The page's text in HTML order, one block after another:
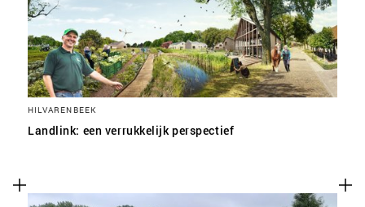
HILVARENBEEK
Landlink: een verrukkelijk perspectief